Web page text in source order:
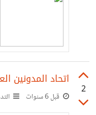
2
اتحاد المدونين
قبل 6 سنوات